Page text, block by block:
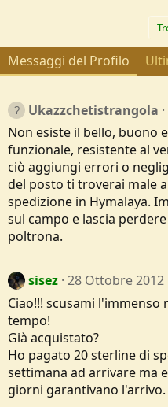
Messaggi del Profilo
Ukazzchetistrangola
Non esiste il bello, buono
funzionale, resistente al
ciò aggiungi errori o
del posto ti troverai male
spedizione in Hymalaya.
sul campo e lascia
poltrona.
sisez 28 Ottobre 2012
Ciao!!! scusami
tempo!
Già acquistato?
Ho pagato 20 sterline di
settimana ad arrivare ma
giorni garantivano l'arrivo.